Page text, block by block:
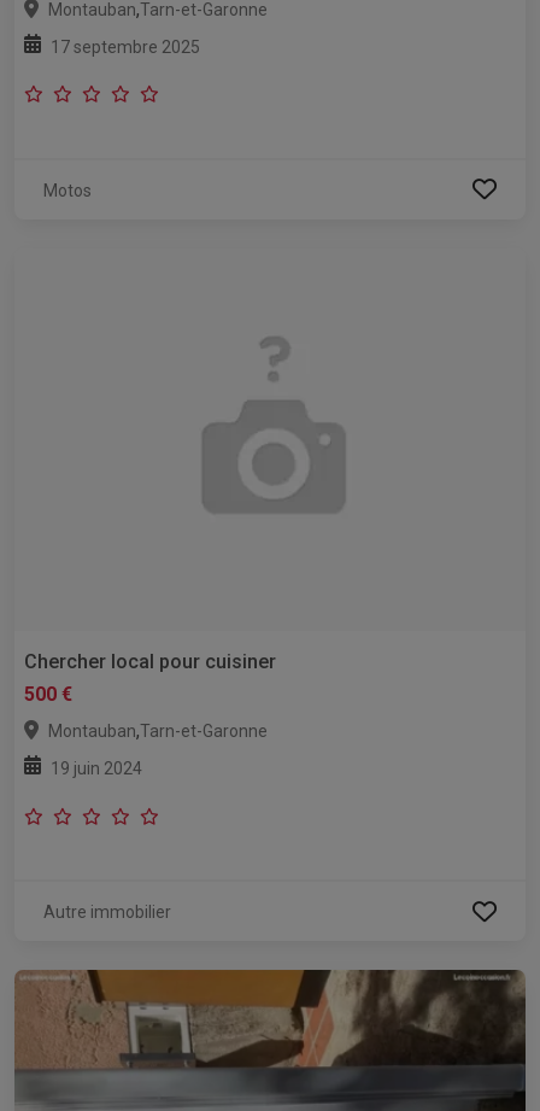
Montauban,Tarn-et-Garonne
17 septembre 2025
Motos
Chercher local pour cuisiner
500 €
Montauban,Tarn-et-Garonne
19 juin 2024
Autre immobilier